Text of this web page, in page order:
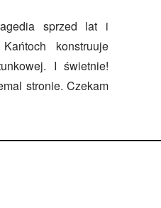
sprzed lat i
konstruuje
I świetnie!
stronie. Czekam